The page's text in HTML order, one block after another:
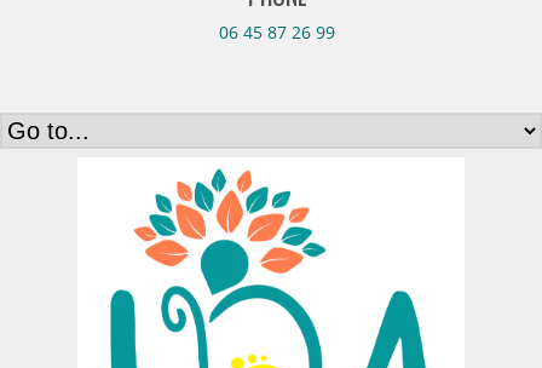
06 45 87 26 99